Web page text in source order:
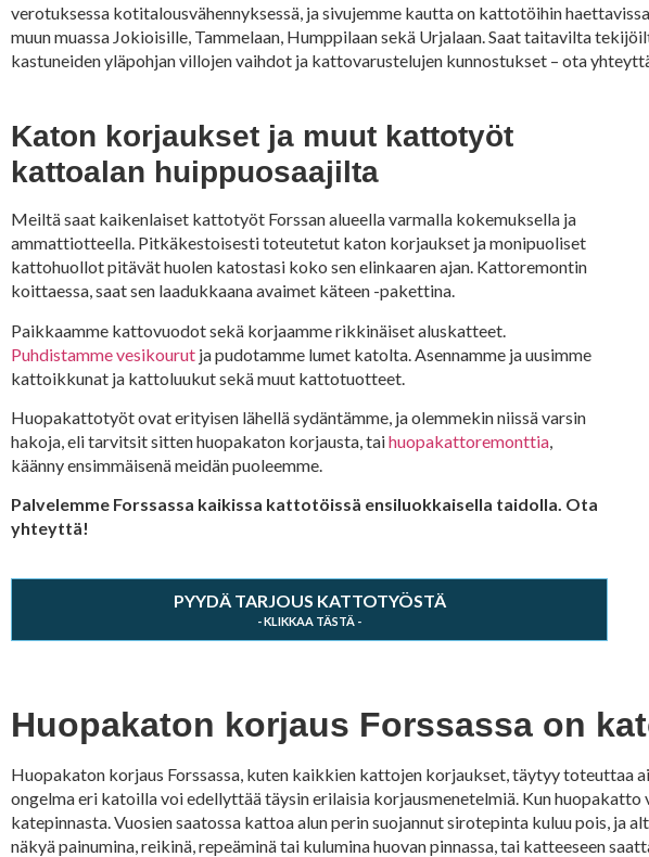
verotuksessa kotitalousvähennyksessä, ja sivujemme kautta on kattotöihin
muun muassa Jokioisille, Tammelaan, Humppilaan sekä Urjalaan. Saat taitavilta
kastuneiden yläpohjan villojen vaihdot ja kattovarustelujen kunnostukset – ota
Katon korjaukset ja muut kattotyöt
kattoalan huippuosaajilta
Meiltä saat kaikenlaiset kattotyöt Forssan alueella varmalla kokemuksella ja
ammattiotteella. Pitkäkestoisesti toteutetut katon korjaukset ja monipuoliset
kattohuollot pitävät huolen katostasi koko sen elinkaaren ajan. Kattoremontin
koittaessa, saat sen laadukkaana avaimet käteen -pakettina.
Paikkaamme kattovuodot sekä korjaamme rikkinäiset aluskatteet.
Puhdistamme vesikourut ja pudotamme lumet katolta. Asennamme ja uusimme
kattoikkunat ja kattoluukut sekä muut kattotuotteet.
Huopakattotyöt ovat erityisen lähellä sydäntämme, ja olemmekin niissä varsin
hakoja, eli tarvitsit sitten huopakaton korjausta, taihuopakattoremonttia,
käänny ensimmäisenä meidän puoleemme.
Palvelemme Forssassa kaikissa kattotöissä ensiluokkaisella taidolla. Ota
yhteyttä!
PYYDÄ TARJOUS KATTOTYÖSTÄ
Huopakaton korjaus Forssassa on
Huopakaton korjaus Forssassa, kuten kaikkien kattojen korjaukset, täytyy toteuttaa
ongelma eri katoilla voi edellyttää täysin erilaisia korjausmenetelmiä. Kun
katepinnasta. Vuosien saatossa kattoa alun perin suojannut sirotepinta kuluu pois,
näkyä painumina, reikinä, repeäminä tai kulumina huovan pinnassa, tai katteeseen